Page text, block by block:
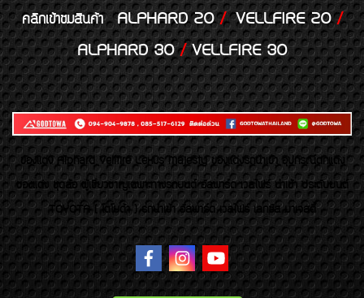
คลิกเข้าชมสินค้า ALPHARD 20/VELLFIRE 20/
ALPHARD 30/VELLFIRE 30
ของเเต่ง Alphard Vellfire Lexus Majesty ของเเต่งรถนำเข้า อุปกรณ์ตกแต่ง
ของแต่ง ชุดล้อ ผู้เชี่ยวชาญเฉพาะทางรถยนต์ อัลพาร์ด เวลไฟร์ นำเข้า ประดับยนต์
TOYOTA ( โตโยต้า ) รถนำเข้า อัลพาร์ด เวลไฟร์ เลกซัส มาเจสตี้